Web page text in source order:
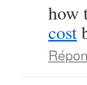
how
cost